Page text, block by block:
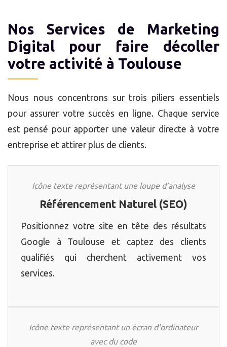
Nos Services de Marketing
Digital pour faire décoller
votre activité à Toulouse
Nous nous concentrons sur trois piliers essentiels
pour assurer votre succès en ligne. Chaque service
est pensé pour apporter une valeur directe à votre
entreprise et attirer plus de clients.
Icône texte représentant une loupe d’analyse
Référencement Naturel (SEO)
Positionnez votre site en tête des résultats
Google à Toulouse et captez des clients
qualifiés qui cherchent activement vos
services.
Icône texte représentant un écran d’ordinateur
avec du code